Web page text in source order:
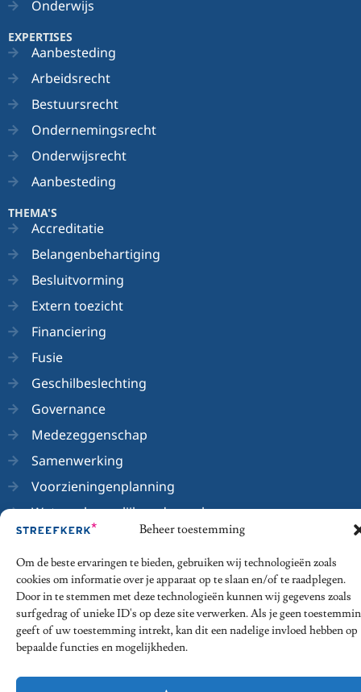
Beheer toestemming
Om de beste ervaringen te bieden, gebruiken wij technologieën zoals
cookies om informatie over je apparaat op te slaan en/of te raadplegen.
Door in te stemmen met deze technologieën kunnen wij gegevens zoals
surfgedrag of unieke ID's op deze site verwerken. Als je geen
geeft of uw toestemming intrekt, kan dit een nadelige invloed hebben op
bepaalde functies en mogelijkheden.
Onderwijs
EXPERTISES
Aanbesteding
Arbeidsrecht
Bestuursrecht
Ondernemingsrecht
Onderwijsrecht
Aanbesteding
THEMA'S
Accreditatie
Belangenbehartiging
Besluitvorming
Extern toezicht
Financiering
Fusie
Geschilbeslechting
Governance
Medezeggenschap
Samenwerking
Voorzieningenplanning
Wetenschappelijk onderzoek
© 2026 - Streefkerk Onderwijsrecht
Privacy Statement
Algemene voorwaarden
Disclaimer
Klachtenregeling